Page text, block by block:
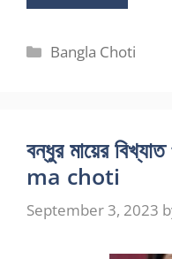
Categories
Bangla Choti
বন্ধুর মায়ের
ma choti
September 3, 2023